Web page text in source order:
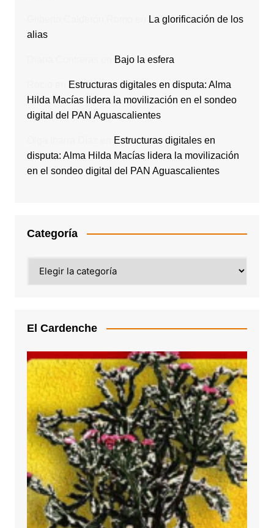
La glorificación de los
alias
Bajo la esfera
Estructuras digitales en disputa: Alma
Hilda Macías lidera la movilización en el sondeo
digital del PAN Aguascalientes
Estructuras digitales en
disputa: Alma Hilda Macías lidera la movilización
en el sondeo digital del PAN Aguascalientes
Categoría
El Cardenche